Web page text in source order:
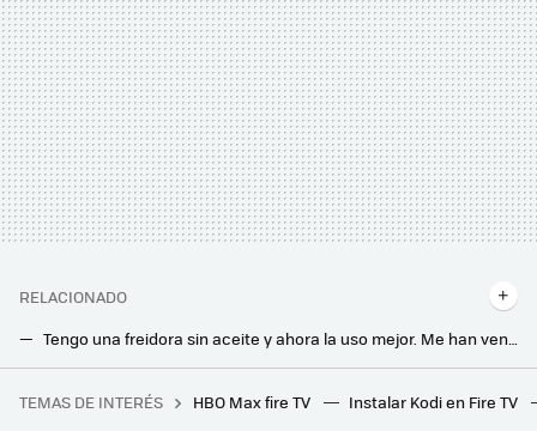
RELACIONADO
Tengo una freidora sin aceite y ahora la uso mejor. Me han venido estupendamente los consejos que he leído de este experto
La historia de cómo nació Street Fighter II: de la gran cancelación y los luchadores descartados a la explosión del fenómeno
TEMAS DE INTERÉS HBO Max fire TV Instalar Kodi en Fire TV